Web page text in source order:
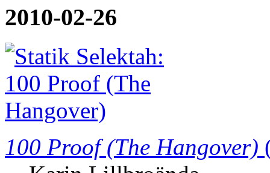
2010-02-26
100 Proof (The Hangover)